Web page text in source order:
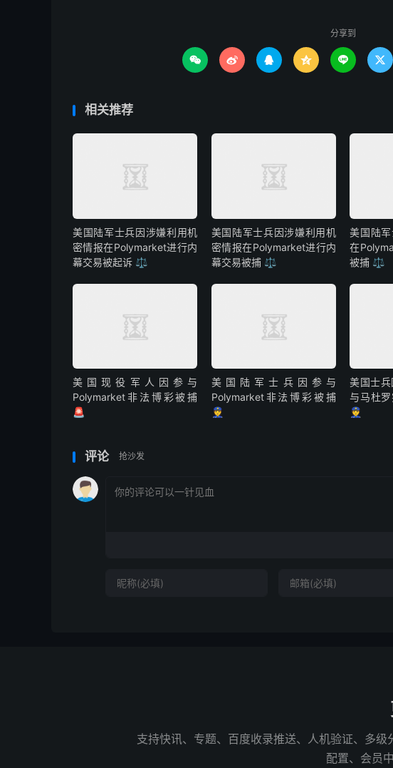
分享到
     
相关推荐
美国陆军士兵因涉嫌利用机
密情报在Polymarket进行内
幕交易被起诉 ⚖️
美国陆军士兵因涉嫌利用机
密情报在Polymarket进行内
幕交易被捕 ⚖️
美国陆
在
被捕 ⚖️
美国现役军人因参与
Polymarket非法博彩被捕
🚨
美国陆军士兵因参与
Polymarket非法博彩被捕
👮
美国士
与马杜
👮
评论 抢沙发
支持快讯、专题、百度收录推送、人机验证、多
配置、会员